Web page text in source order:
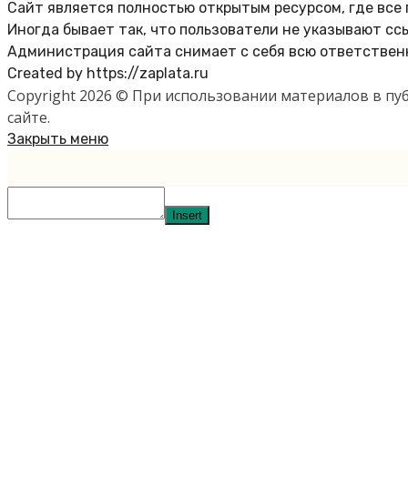
Сайт является полностью открытым ресурсом, где
Иногда бывает так, что пользователи не указывают
Администрация сайта снимает с себя всю
Created by https://zaplata.ru
Copyright 2026 © При использовании материалов в
сайте.
Закрыть меню
Insert